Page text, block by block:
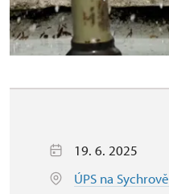
19. 6. 2025
ÚPS na Sychrově